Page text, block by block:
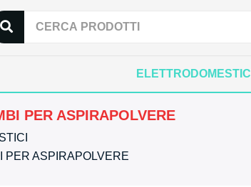
ELETTRODOMESTICI
PER ASPIRAPOLVERE
PER ASPIRAPOLVERE